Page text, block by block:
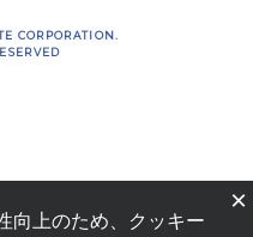
CORPORATION.
×
向上のため、クッキー